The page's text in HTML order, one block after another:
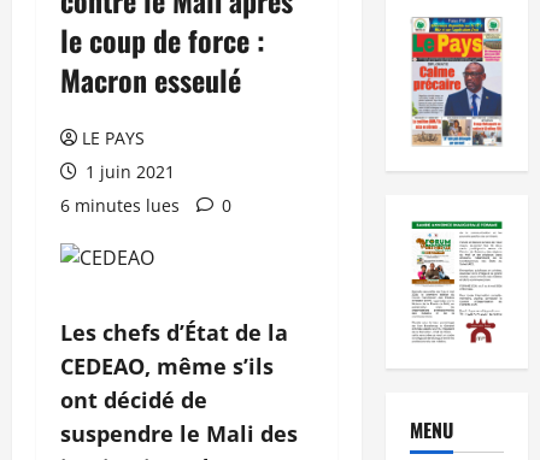
le coup de force :
Macron esseulé
LE PAYS
1 juin 2021
6 minutes lues
0
Les chefs d’État de la
CEDEAO, même s’ils
ont décidé de
suspendre le Mali des
MENU